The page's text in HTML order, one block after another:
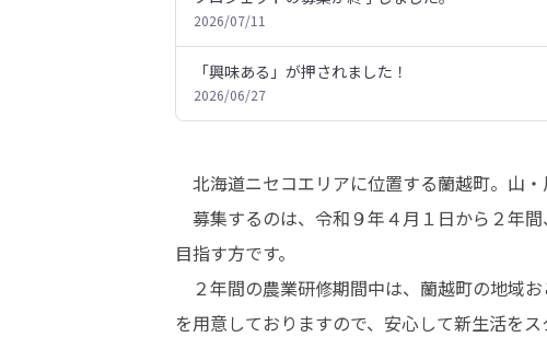
2026/07/11
「興味ある」が押されました！
2026/06/27
北海道ニセコエリアに位置する蘭越町。山
募集するのは、令和９年４月１日から２年
目指す方です。
２年間の農業研修期間中は、蘭越町の地域
を用意しておりますので、安心して新生活をス